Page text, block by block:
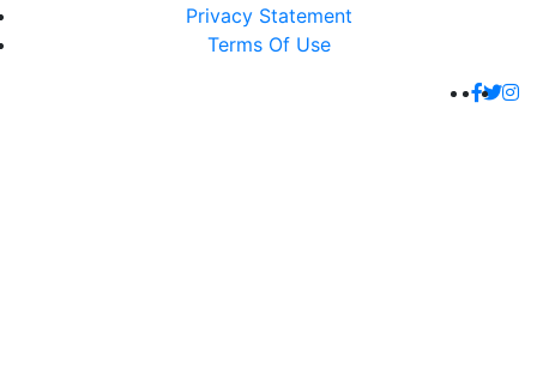
Privacy Statement
Terms Of Use